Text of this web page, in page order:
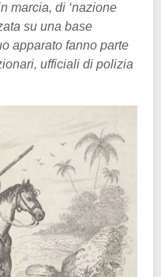
marcia, di ‘nazione
su una base
apparato fanno parte
ufficiali di polizia